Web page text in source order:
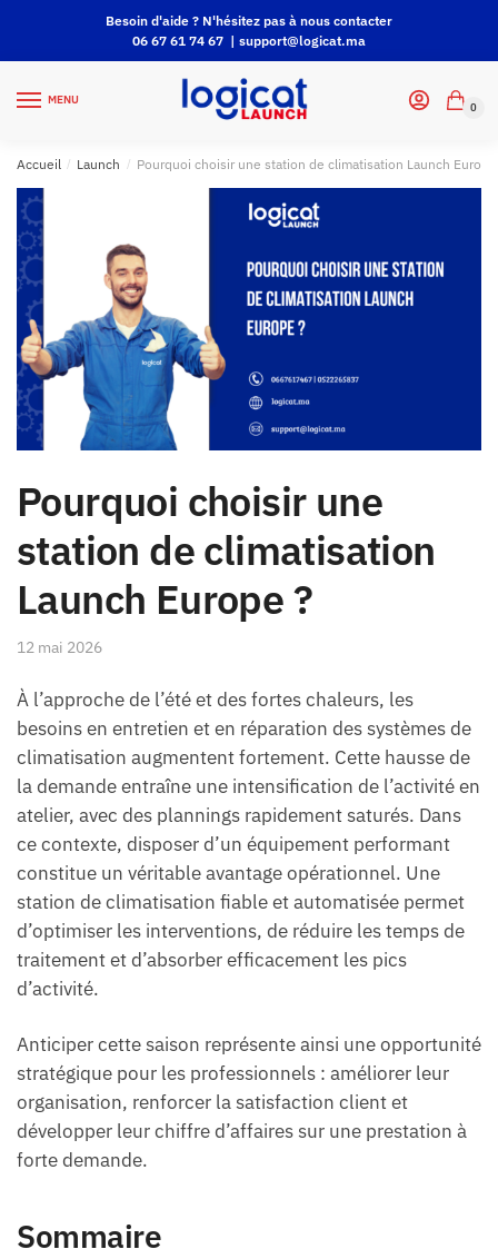
Besoin d'aide ? N'hésitez pas à nous contacter
06 67 61 74 67 | support@logicat.ma
MENU
0
Accueil / Launch / Pourquoi choisir une station de climatisation Launch Europe
Pourquoi choisir une
station de climatisation
Launch Europe ?
12 mai 2026
À l’approche de l’été et des fortes chaleurs, les
besoins en entretien et en réparation des systèmes de
climatisation augmentent fortement. Cette hausse de
la demande entraîne une intensification de l’activité en
atelier, avec des plannings rapidement saturés. Dans
ce contexte, disposer d’un équipement performant
constitue un véritable avantage opérationnel. Une
station de climatisation fiable et automatisée permet
d’optimiser les interventions, de réduire les temps de
traitement et d’absorber efficacement les pics
d’activité.
Anticiper cette saison représente ainsi une opportunité
stratégique pour les professionnels : améliorer leur
organisation, renforcer la satisfaction client et
développer leur chiffre d’affaires sur une prestation à
forte demande.
Sommaire